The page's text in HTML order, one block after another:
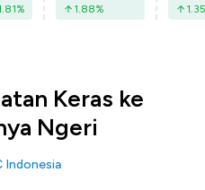
% 1.88% 1.35
Keras ke
Ngeri
Indonesia